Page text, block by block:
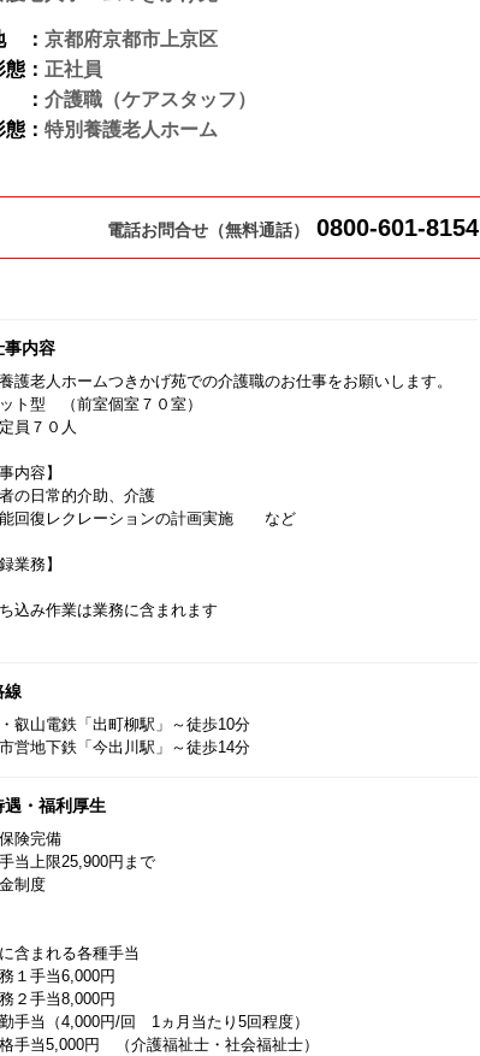
： 京都府京都市上京区
： 正社員
： 介護職（ケアスタッフ）
： 特別養護老人ホーム
電話お問合せ（無料通話） 0800-601-8154
事内容
護老人ホームつきかげ苑での介護職のお仕事をお願いします。
ト型 （前室個室７０室）
員７０人
内容】
の日常的介助、介護
能回復レクレーションの計画実施 など
業務】
込み作業は業務に含まれます
線
叡山電鉄「出町柳駅」～徒歩10分
営地下鉄「今出川駅」～徒歩14分
遇・福利厚生
険完備
当上限25,900円まで
制度
含まれる各種手当
１手当6,000円
務２手当8,000円
勤手当（4,000円/回 1ヵ月当たり5回程度）
格手当5,000円 （介護福祉士・社会福祉士）